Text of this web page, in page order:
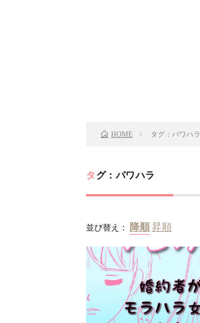
HOME タグ：パワハラ
タグ：パワハラ
並び替え：